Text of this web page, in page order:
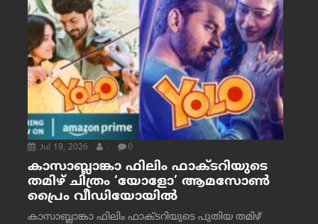
Jul 19, 2026 . 0
കാസാബ്ലാങ്കാ ഫിലിം ഫാക്ടറിയുടെ
തമിഴ് ചിത്രം ‘യോളോ’ ആമസോൺ
പ്രൈം വീഡിയോയിൽ
കാസാബ്ലാങ്കാ ഫിലിം ഫാക്ടറിയുടെ പുതിയ തമിഴ്